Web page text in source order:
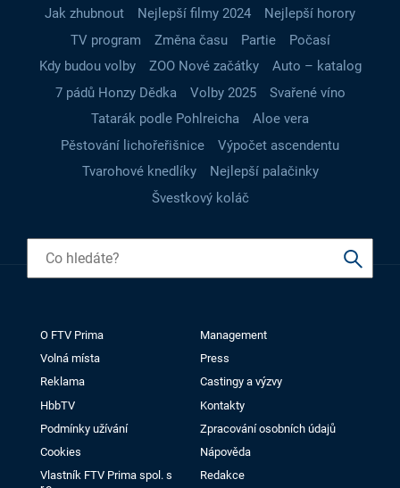
Jak zhubnout Nejlepší filmy 2024
Nejlepší horory
TV program
Změna času Partie
Počasí
Kdy budou volby
ZOO Nové začátky
Auto – katalog
7 pádů Honzy Dědka
Volby 2025
Svařené víno
Tatarák podle Pohlreicha
Aloe vera
Pěstování lichořeřišnice
Výpočet ascendentu
Tvarohové knedlíky
Nejlepší palačinky
Švestkový koláč
O FTV Prima
Management
Volná místa
Press
Reklama
Castingy a výzvy
HbbTV
Kontakty
Podmínky užívání
Zpracování osobních údajů
Cookies
Nápověda
Vlastník FTV Prima spol. s
Redakce